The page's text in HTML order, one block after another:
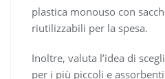
plastica monouso con
riutilizzabili per la spesa.
Inoltre, valuta l’idea di
per i più piccoli e